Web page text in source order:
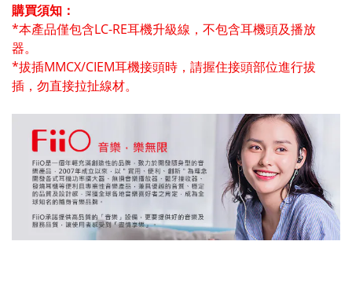
購買須知：
*本產品僅包含LC-RE耳機升級線，不包含耳機頭及播放
器。
*拔插MMCX/CIEM耳機接頭時，請握住接頭部位進行拔
插，勿直接拉扯線材。